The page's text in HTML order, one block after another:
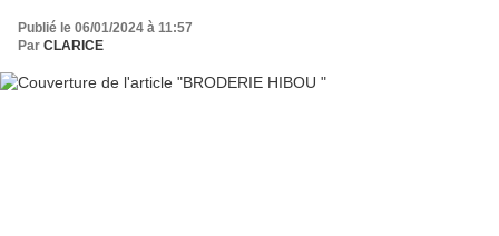
Publié le 06/01/2024 à 11:57
Par CLARICE